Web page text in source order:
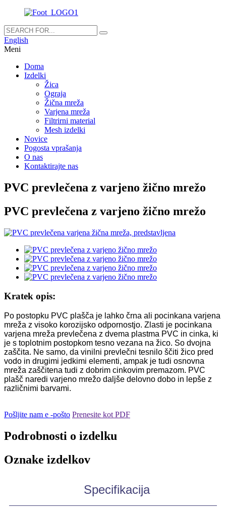
English
Meni
Doma
Izdelki
Žica
Ograja
Žična mreža
Varjena mreža
Filtrirni material
Mesh izdelki
Novice
Pogosta vprašanja
O nas
Kontaktirajte nas
PVC prevlečena z varjeno žično mrežo
PVC prevlečena z varjeno žično mrežo
Kratek opis:
Po postopku PVC plašča je lahko črna ali pocinkana varjena
mreža z visoko korozijsko odpornostjo. Zlasti je pocinkana
varjena mreža prevlečena z dvema plastma PVC in cinka, ki
je s toplotnim postopkom tesno vezana na žico. So dvojna
zaščita. Ne samo, da vinilni prevlečni tesnilo ščiti žico pred
vodo in drugimi jedkimi elementi, ampak je tudi osnovna
mreža zaščitena tudi z dobrim cinkovim premazom. PVC
plašč naredi varjeno mrežo daljše delovno dobo in lepše z
različnimi barvami.
Pošljite nam e -pošto Prenesite kot PDF
Podrobnosti o izdelku
Oznake izdelkov
Specifikacija